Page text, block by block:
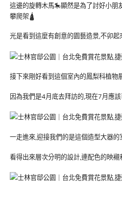
這邊的旋轉木馬🎠顯然是為了討好小朋
攀爬架🛕
光是看到這麼有創意的園藝造景,不卯
接下來剛好看到這個室內的鳳梨科植
因為我們是4月底去拜訪的,現在7月應
一走進來,迎接我們的是這個造型大器的
看得出來層次分明的設計,連配色的映